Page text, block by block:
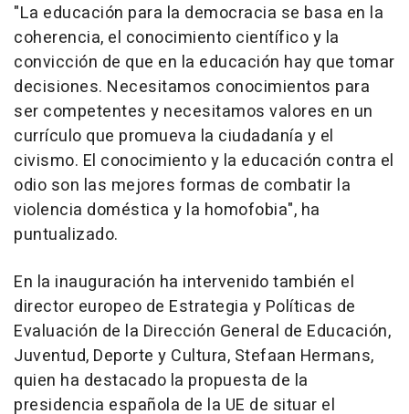
"La educación para la democracia se basa en la
coherencia, el conocimiento científico y la
convicción de que en la educación hay que tomar
decisiones. Necesitamos conocimientos para
ser competentes y necesitamos valores en un
currículo que promueva la ciudadanía y el
civismo. El conocimiento y la educación contra el
odio son las mejores formas de combatir la
violencia doméstica y la homofobia", ha
puntualizado.
En la inauguración ha intervenido también el
director europeo de Estrategia y Políticas de
Evaluación de la Dirección General de Educación,
Juventud, Deporte y Cultura, Stefaan Hermans,
quien ha destacado la propuesta de la
presidencia española de la UE de situar el